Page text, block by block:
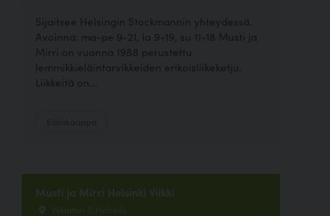
Sijaitsee Helsingin Stockmannin yhteydessä.
Avoinna: ma-pe 9-21, la 9-19, su 11-18 Musti ja
Mirri on vuonna 1988 perustettu
lemmikkieläintarvikkeiden erikoisliikeketju.
Liikkeitä on...
Musti ja Mirri Helsinki Viikki
Viikintori 3, Helsinki